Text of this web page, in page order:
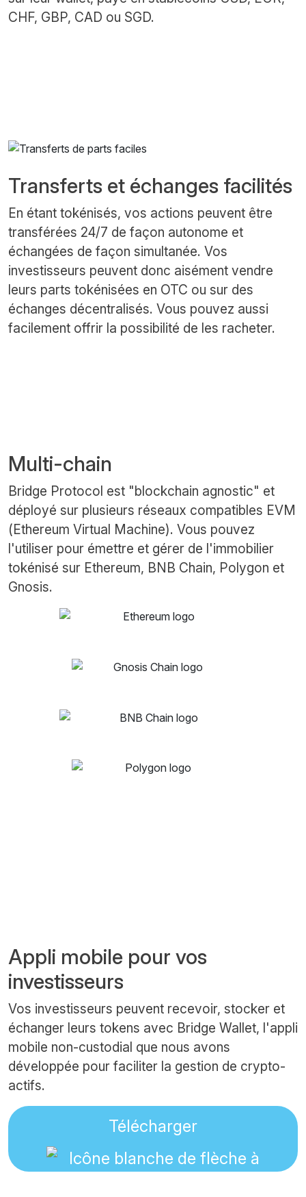
CHF, GBP, CAD ou SGD.
Transferts et échanges facilités
En étant tokénisés, vos actions peuvent être
transférées 24/7 de façon autonome et
échangées de façon simultanée. Vos
investisseurs peuvent donc aisément vendre
leurs parts tokénisées en OTC ou sur des
échanges décentralisés. Vous pouvez aussi
facilement offrir la possibilité de les racheter.
Multi-chain
Bridge Protocol est "blockchain agnostic" et
déployé sur plusieurs réseaux compatibles EVM
(Ethereum Virtual Machine). Vous pouvez
l'utiliser pour émettre et gérer de l'immobilier
tokénisé sur Ethereum, BNB Chain, Polygon et
Gnosis.
Appli mobile pour vos
investisseurs
Vos investisseurs peuvent recevoir, stocker et
échanger leurs tokens avec Bridge Wallet, l'appli
mobile non-custodial que nous avons
développée pour faciliter la gestion de crypto-
actifs.
Télécharger